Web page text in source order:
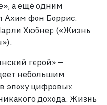
а ещё одним
Ахим фон Боррис.
Хюбнер («Жизнь
герой» –
небольшим
эпоху цифровых
дохода. Жизнь